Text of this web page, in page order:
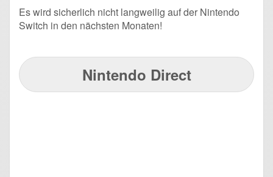
Es wird sicherlich nicht langweilig auf der Nintendo
Switch in den nächsten Monaten!
Nintendo Direct